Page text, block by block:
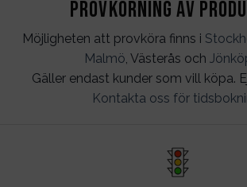
Provkörning av
Möjligheten att provköra finns i
Malmö , Västerås och
Gäller endast kunder som vill köpa.
Kontakta oss för